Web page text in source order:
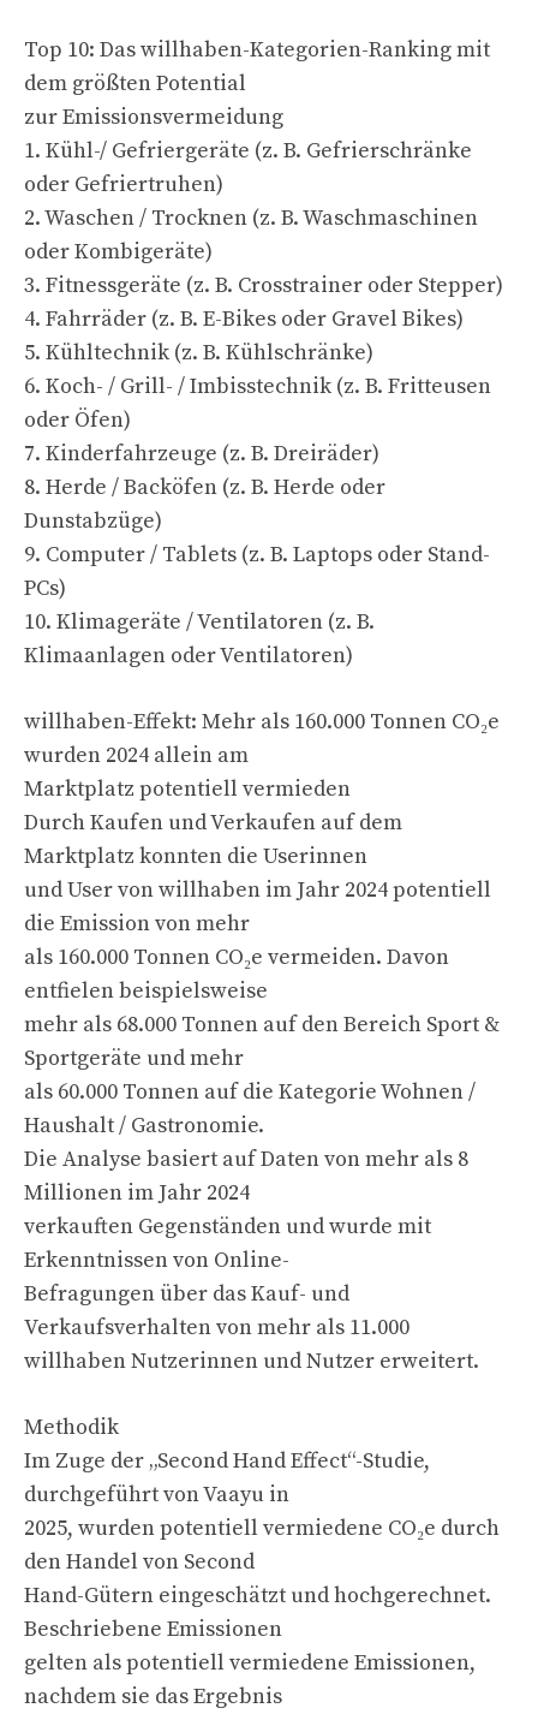
Top 10: Das willhaben-Kategorien-Ranking mit
dem größten Potential
zur Emissionsvermeidung
1. Kühl-/ Gefriergeräte (z. B. Gefrierschränke
oder Gefriertruhen)
2. Waschen / Trocknen (z. B. Waschmaschinen
oder Kombigeräte)
3. Fitnessgeräte (z. B. Crosstrainer oder Stepper)
4. Fahrräder (z. B. E-Bikes oder Gravel Bikes)
5. Kühltechnik (z. B. Kühlschränke)
6. Koch- / Grill- / Imbisstechnik (z. B. Fritteusen
oder Öfen)
7. Kinderfahrzeuge (z. B. Dreiräder)
8. Herde / Backöfen (z. B. Herde oder
Dunstabzüge)
9. Computer / Tablets (z. B. Laptops oder Stand-
PCs)
10. Klimageräte / Ventilatoren (z. B.
Klimaanlagen oder Ventilatoren)
willhaben-Effekt: Mehr als 160.000 Tonnen CO₂e
wurden 2024 allein am
Marktplatz potentiell vermieden
Durch Kaufen und Verkaufen auf dem
Marktplatz konnten die Userinnen
und User von willhaben im Jahr 2024 potentiell
die Emission von mehr
als 160.000 Tonnen CO₂e vermeiden. Davon
entfielen beispielsweise
mehr als 68.000 Tonnen auf den Bereich Sport &
Sportgeräte und mehr
als 60.000 Tonnen auf die Kategorie Wohnen /
Haushalt / Gastronomie.
Die Analyse basiert auf Daten von mehr als 8
Millionen im Jahr 2024
verkauften Gegenständen und wurde mit
Erkenntnissen von Online-
Befragungen über das Kauf- und
Verkaufsverhalten von mehr als 11.000
willhaben Nutzerinnen und Nutzer erweitert.
Methodik
Im Zuge der „Second Hand Effect“-Studie,
durchgeführt von Vaayu in
2025, wurden potentiell vermiedene CO₂e durch
den Handel von Second
Hand-Gütern eingeschätzt und hochgerechnet.
Beschriebene Emissionen
gelten als potentiell vermiedene Emissionen,
nachdem sie das Ergebnis